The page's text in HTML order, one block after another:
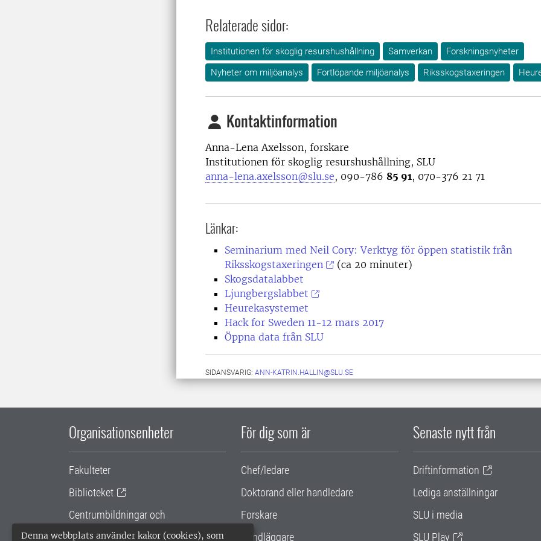
Denna webbplats använder kakor (cookies), som
Relaterade sidor:
Institutionen för skoglig resurshushållning Samverkan
Forskningsnyheter
Nyheter om miljöanalys
Fortlöpande miljöanalys Riksskogstaxeringen
Kontaktinformation
Anna-Lena Axelsson, forskare
Institutionen för skoglig resurshushållning, SLU
anna-lena.axelsson@slu.se, 090-786 85 91, 070-376 21 71
Länkar:
Seminarium med Neil Cory: Verktyg för öppen statistik från
Riksskogstaxeringen
(ca 20 minuter)
Skogsdatalabbet
Ljungbergslabbet
Heurekasystemet
Hack for Sweden 11-12 mars 2017
Öppna data från SLU
SIDANSVARIG: ANN-KATRIN.HALLIN@SLU.SE
Organisationsenheter
Fakulteter
Biblioteket
Centrumbildningar och
samarbetsprojekt
För dig som är
Chef/ledare
Doktorand eller handledare
Forskare
Handläggare
Senaste nytt från
Driftinformation
Lediga anställningar
SLU i media
SLU Play